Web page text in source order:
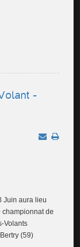
-
Juin aura lieu
de
Volants
(59)